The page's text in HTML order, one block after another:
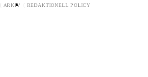
ARKIV REDAKTIONELL POLICY